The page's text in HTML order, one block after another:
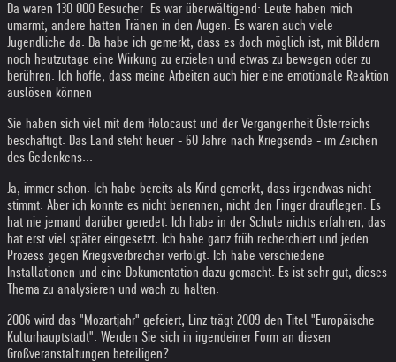
Da waren 130.000 Besucher. Es war überwältigend: Leute haben mich
umarmt, andere hatten Tränen in den Augen. Es waren auch viele
Jugendliche da. Da habe ich gemerkt, dass es doch möglich ist, mit Bildern
noch heutzutage eine Wirkung zu erzielen und etwas zu bewegen oder zu
berühren. Ich hoffe, dass meine Arbeiten auch hier eine emotionale Reaktion
auslösen können.
Sie haben sich viel mit dem Holocaust und der Vergangenheit Österreichs
beschäftigt. Das Land steht heuer - 60 Jahre nach Kriegsende - im Zeichen
des Gedenkens...
Ja, immer schon. Ich habe bereits als Kind gemerkt, dass irgendwas nicht
stimmt. Aber ich konnte es nicht benennen, nicht den Finger drauflegen. Es
hat nie jemand darüber geredet. Ich habe in der Schule nichts erfahren, das
hat erst viel später eingesetzt. Ich habe ganz früh recherchiert und jeden
Prozess gegen Kriegsverbrecher verfolgt. Ich habe verschiedene
Installationen und eine Dokumentation dazu gemacht. Es ist sehr gut, dieses
Thema zu analysieren und wach zu halten.
2006 wird das "Mozartjahr" gefeiert, Linz trägt 2009 den Titel "Europäische
Kulturhauptstadt". Werden Sie sich in irgendeiner Form an diesen
Großveranstaltungen beteiligen?